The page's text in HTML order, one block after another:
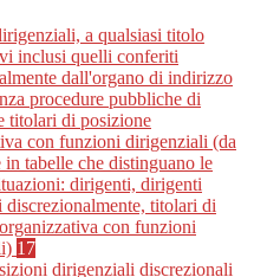
a qualsiasi titolo
inclusi quelli conferiti
dall'organo di indirizzo
procedure pubbliche di
titolari di posizione
con funzioni dirigenziali (da
in tabelle che distinguano le
dirigenti, dirigenti
titolari di
con funzioni
17
dirigenziali discrezionali